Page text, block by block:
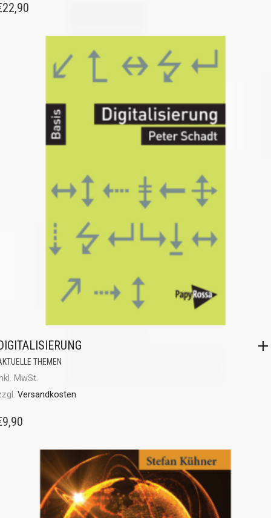
22,90
THEMEN
MwSt.
Versandkosten
9,90